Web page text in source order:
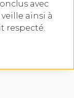
avec
ainsi à
respecté.